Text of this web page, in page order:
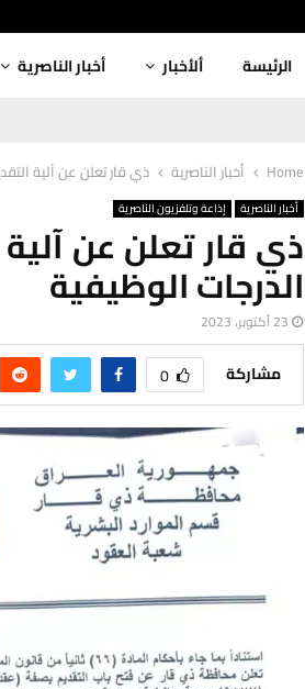
الرئيسة ألأخبار أخبار الناصرية
Home أخبار الناصرية ذي قار تعلن عن آلية
أخبار الناصرية إذاعة وتلفزيون الناصرية
ذي قار تعلن عن
الدرجات الوظيفية
23 أكتوبر، 2023
مشاركة 0